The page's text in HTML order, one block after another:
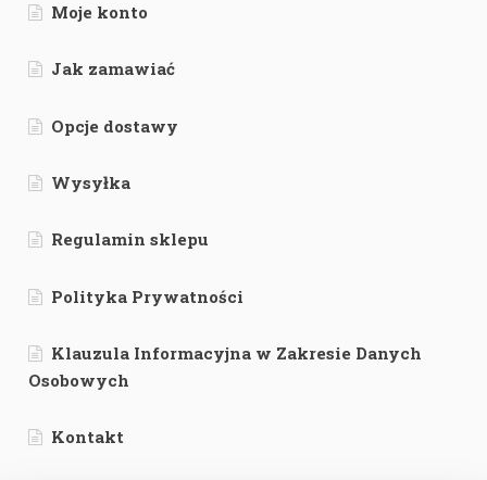
Moje konto
Jak zamawiać
Opcje dostawy
Wysyłka
Regulamin sklepu
Polityka Prywatności
Klauzula Informacyjna w Zakresie Danych
Osobowych
Kontakt